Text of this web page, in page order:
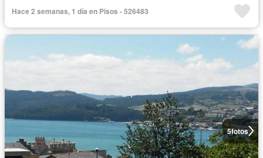
Hace 2 semanas, 1 día en Pisos - 526483
5fotos